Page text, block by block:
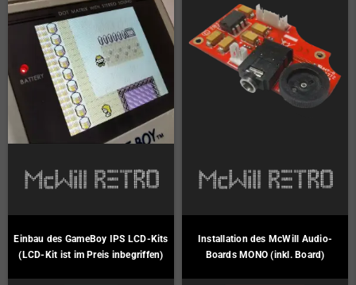
Einbau des GameBoy IPS LCD-Kits
(LCD-Kit ist im Preis inbegriffen)
Installation des McWill Audio-
Boards MONO (inkl. Board)